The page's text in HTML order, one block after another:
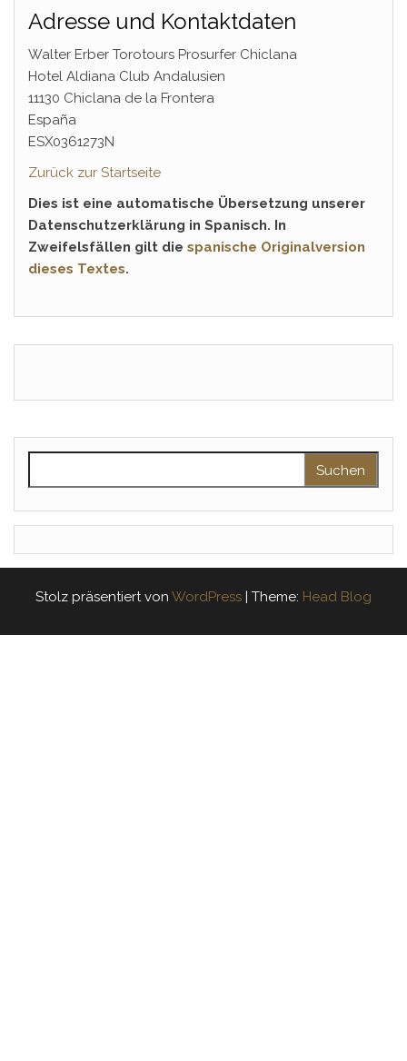
Adresse und Kontaktdaten
Walter Erber Torotours Prosurfer Chiclana
Hotel Aldiana Club Andalusien
11130 Chiclana de la Frontera
España
ESX0361273N
Zurück zur Startseite
Dies ist eine automatische Übersetzung unserer
Datenschutzerklärung in Spanisch. In
Zweifelsfällen gilt die spanische Originalversion
dieses Textes.
Stolz präsentiert von WordPress | Theme: Head Blog